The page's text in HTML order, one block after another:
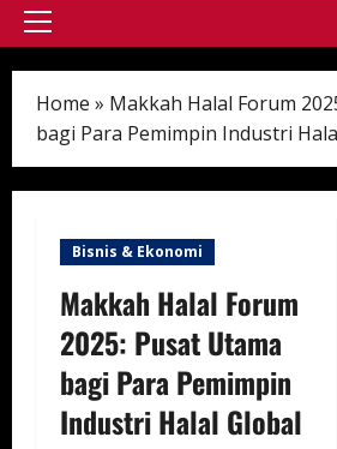
Primary
Home » Makkah Halal Forum
bagi Para Pemimpin Industri
Bisnis & Ekonomi
Makkah Halal Forum
2025: Pusat Utama
bagi Para Pemimpin
Industri Halal Global